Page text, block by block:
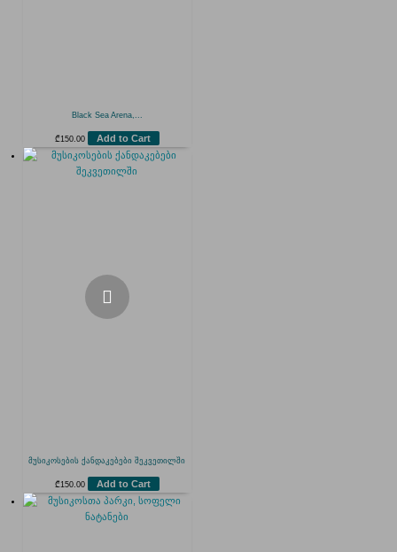
Black Sea Arena,...
₾ 150.00 Add to Cart
მუსიკოსების ქანდაკებები შეკვეთილში
₾ 150.00 Add to Cart